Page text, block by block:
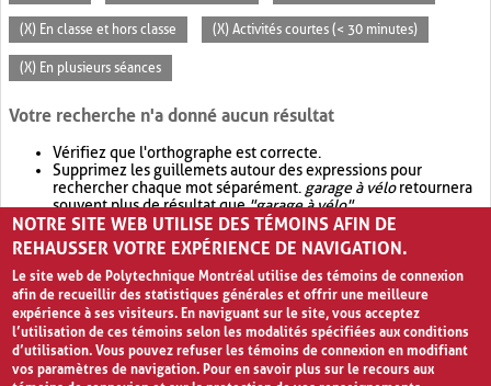
(X) En classe et hors classe (X) Activités courtes (< 30 minutes)
(X) En plusieurs séances
Votre recherche n'a donné aucun résultat
Vérifiez que l'orthographe est correcte.
Supprimez les guillemets autour des expressions pour
rechercher chaque mot séparément. garage à véloretournera
souvent plus de résultat que"garage à vélo".
Envisagez d'élargir votre recherche avec OR.garage OR vélo
retournera souvent plus de résultat quegarage à vélo
NOTRE SITE WEB UTILISE DES TÉMOINS AFIN DE
REHAUSSER VOTRE EXPÉRIENCE DE NAVIGATION.
Le site web de Polytechnique Montréal utilise des témoins de connexion
afin de recueillir des statistiques générales et offrir une meilleure
expérience à ses visiteurs. En naviguant sur le site, vous acceptez
l’utilisation de ces témoins selon les modalités spécifiées aux conditions
d’utilisation. Vous pouvez refuser les témoins de connexion en modifiant
vos paramètres de navigation. Pour en savoir plus sur le recours aux